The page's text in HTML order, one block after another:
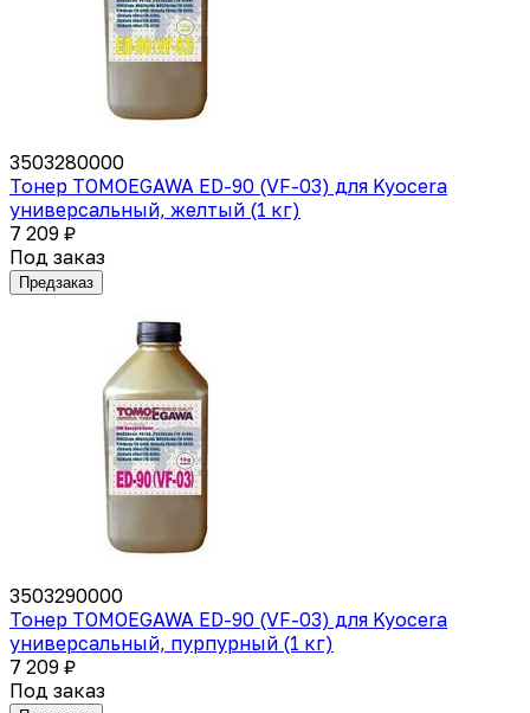
3503280000
Тонер TOMOEGAWA ED-90 (VF-03) для Kyocera
универсальный, желтый (1 кг)
7 209 ₽
Под заказ
Предзаказ
3503290000
Тонер TOMOEGAWA ED-90 (VF-03) для Kyocera
универсальный, пурпурный (1 кг)
7 209 ₽
Под заказ